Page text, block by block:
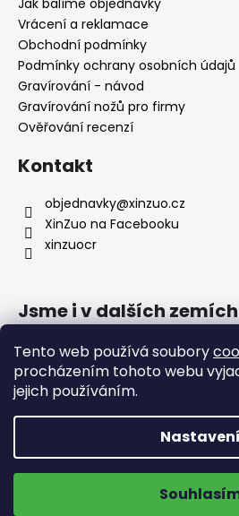
Tento web používá soubory
procházením tohoto webu
jejich používáním.
Nastavení
Doprava zdarma na
ZOBRAZIT
Vrácení a reklamace
Obchodní podmínky
Podmínky ochrany osobních údajů
Gravírování - návod
Gravírování nožů pro firmy
Ověřování recenzí
Kontakt
objednavky@xinzuo.cz
XinZuo na Facebooku
xinzuocr
Jsme i v dalších zemích